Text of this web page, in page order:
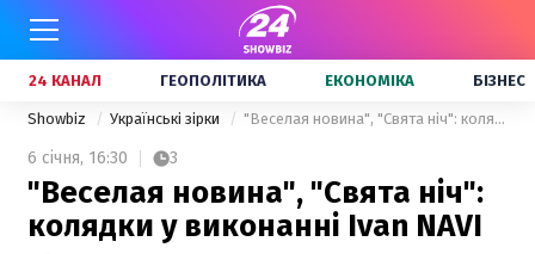
24 КАНАЛ ГЕОПОЛІТИКА ЕКОНОМІКА БІЗНЕС
Showbiz Українські зірки "Веселая новина", "Свята ніч": колядки у виконанні Ivan NAVI
6 січня, 16:30 3
"Веселая новина", "Свята ніч":
колядки у виконанні Ivan NAVI